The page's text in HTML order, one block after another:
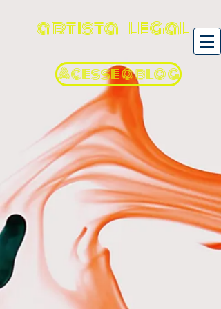
artista legal
Acesse o blog